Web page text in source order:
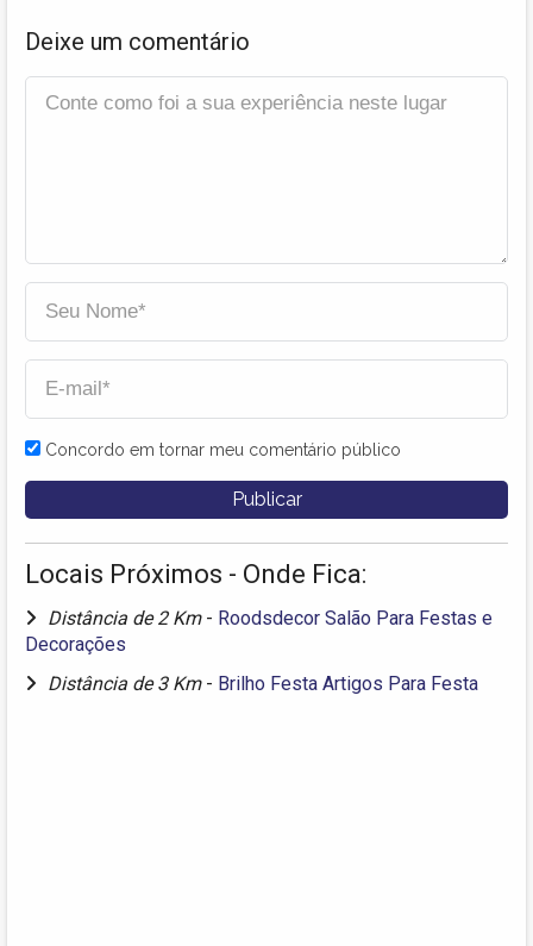
Deixe um comentário
Concordo em tornar meu comentário público
Locais Próximos - Onde Fica:
Distância de 2 Km - Roodsdecor Salão Para Festas e
Decorações
Distância de 3 Km - Brilho Festa Artigos Para Festa